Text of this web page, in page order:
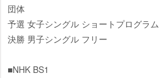
団体
予選 女子シングル ショートプログラム
決勝 男子シングル フリー
■NHK BS1